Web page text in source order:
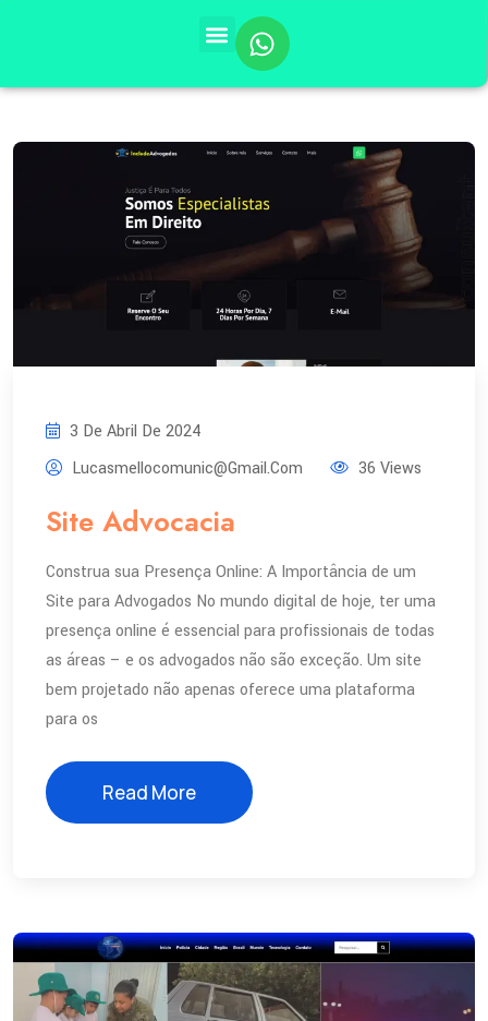
3 De Abril De 2024
Lucasmellocomunic@gmail.com
36 Views
Site Advocacia
Construa sua Presença Online: A Importância de um
Site para Advogados No mundo digital de hoje, ter uma
presença online é essencial para profissionais de todas
as áreas – e os advogados não são exceção. Um site
bem projetado não apenas oferece uma plataforma
para os
Read More